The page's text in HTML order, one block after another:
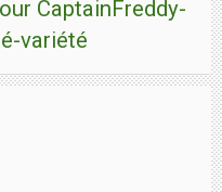
CaptainFreddy-
variété